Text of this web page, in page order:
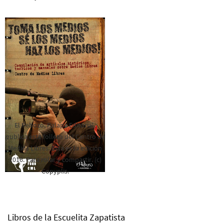
El Rebozo, Palapa Editorial,
publica este folleto del Centro de
Medios Libres. Esta es la edición
2016. Para rolar y compartir. (c)
Copyplis.
Libros de la Escuelita Zapatista